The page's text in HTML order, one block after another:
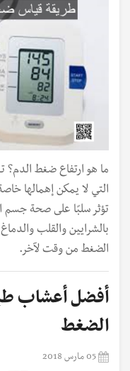
ما هو ارتفاع ضغط الدم؟
التي لا يمكن إهمالها
تؤثر سلبًا على صحة جسم
بالشرايين والقلب
الضغط من وقت لآخر.
أفضل أعشاب
الضغط
05 مارس 2018